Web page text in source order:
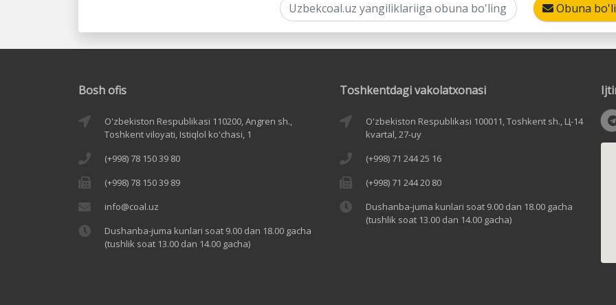
Obuna
Bosh ofis
O'zbekiston Respublikasi 110200, Angren sh.,
Toshkent viloyati, Istiqlol ko'chasi, 1
(+998) 78 150 39 80
(+998) 78 150 39 89
info@coal.uz
Dushanba-juma kunlari soat 9.00 dan 18.00 gacha
(tushlik soat 13.00 dan 14.00 gacha)
Toshkentdagi vakolatxonasi
O'zbekiston Respublikasi 100011, Toshkent sh., Ц-14
kvartal, 27-uy
(+998) 71 244 25 16
(+998) 71 244 20 80
Dushanba-juma kunlari soat 9.00 dan 18.00 gacha
(tushlik soat 13.00 dan 14.00 gacha)